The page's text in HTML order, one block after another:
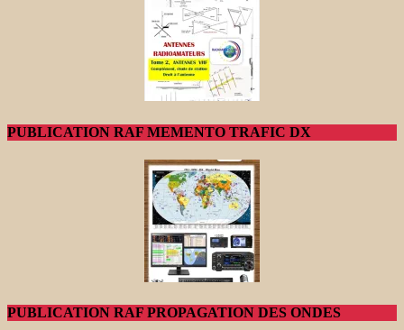
PUBLICATION RAF MEMENTO TRAFIC DX
PUBLICATION RAF PROPAGATION DES ONDES